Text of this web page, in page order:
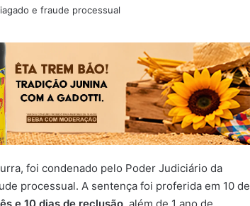
foi condenado pelo Poder Judiciário da
processual. A sentença foi proferida em 10 de